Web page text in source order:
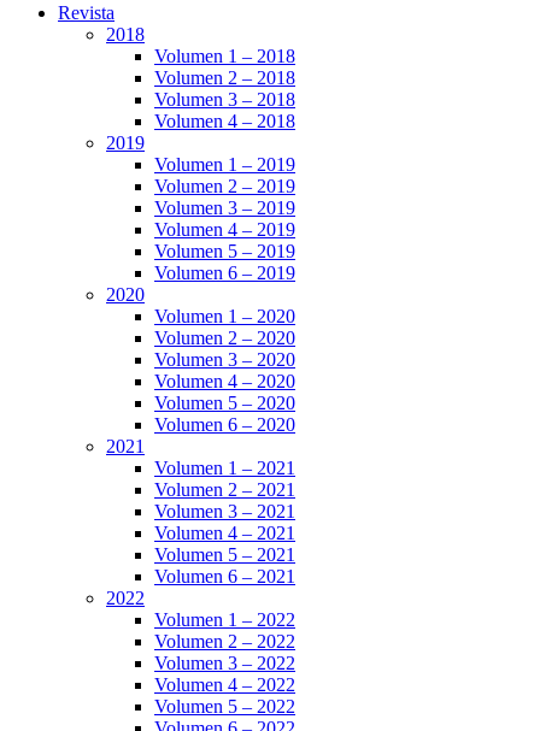
Revista
2018
Volumen 1 – 2018
Volumen 2 – 2018
Volumen 3 – 2018
Volumen 4 – 2018
2019
Volumen 1 – 2019
Volumen 2 – 2019
Volumen 3 – 2019
Volumen 4 – 2019
Volumen 5 – 2019
Volumen 6 – 2019
2020
Volumen 1 – 2020
Volumen 2 – 2020
Volumen 3 – 2020
Volumen 4 – 2020
Volumen 5 – 2020
Volumen 6 – 2020
2021
Volumen 1 – 2021
Volumen 2 – 2021
Volumen 3 – 2021
Volumen 4 – 2021
Volumen 5 – 2021
Volumen 6 – 2021
2022
Volumen 1 – 2022
Volumen 2 – 2022
Volumen 3 – 2022
Volumen 4 – 2022
Volumen 5 – 2022